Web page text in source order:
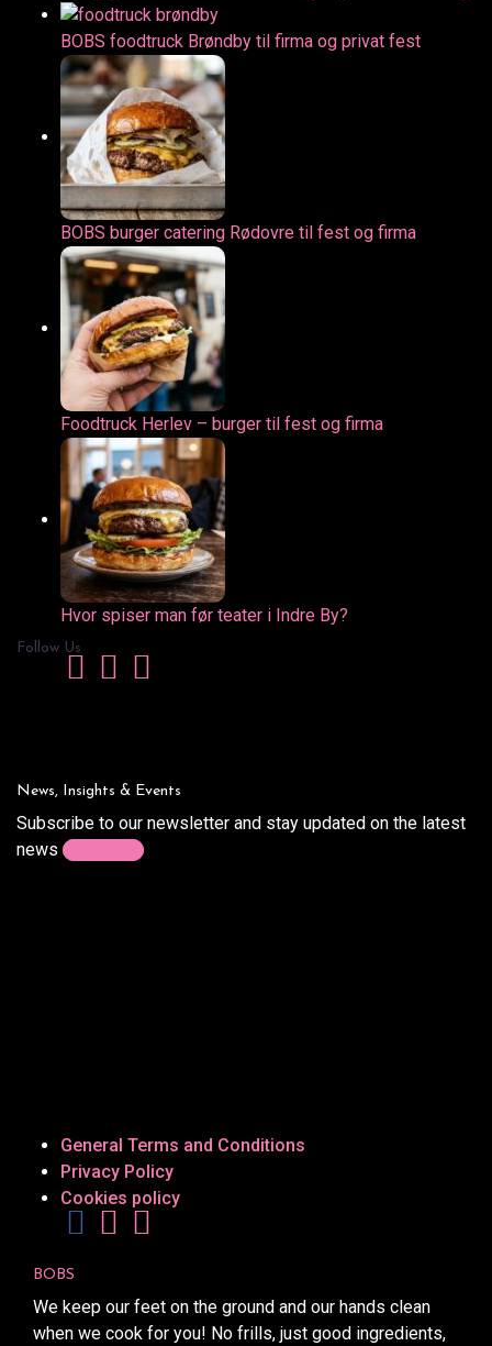
BOBS foodtruck Brøndby til firma og privat fest
BOBS burger catering Rødovre til fest og firma
Foodtruck Herlev – burger til fest og firma
Hvor spiser man før teater i Indre By?
Follow Us
News, Insights & Events
Subscribe to our newsletter and stay updated on the latest
news Subscribe
General Terms and Conditions
Privacy Policy
Cookies policy
BOBS
We keep our feet on the ground and our hands clean
when we cook for you! No frills, just good ingredients,